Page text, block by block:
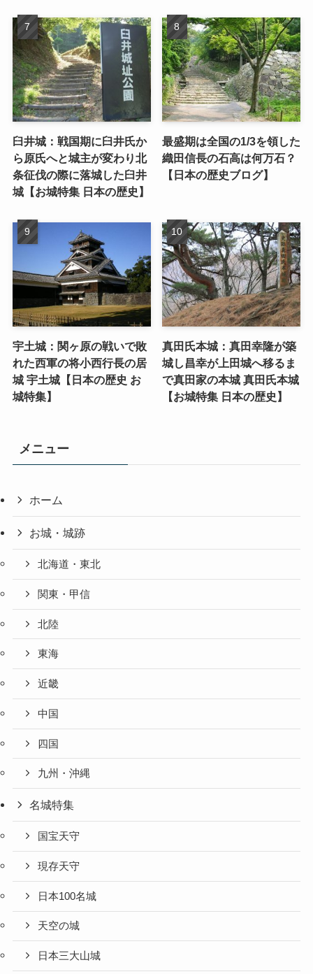
臼井城：戦国期に臼井氏か
ら原氏へと城主が変わり北
条征伐の際に落城した臼井
城【お城特集 日本の歴史】
最盛期は全国の1/3を領した
織田信長の石高は何万石？
【日本の歴史ブログ】
宇土城：関ヶ原の戦いで敗
れた西軍の将小西行長の居
城 宇土城【日本の歴史 お
城特集】
真田氏本城：真田幸隆が築
城し昌幸が上田城へ移るま
で真田家の本城 真田氏本城
【お城特集 日本の歴史】
メニュー
ホーム
お城・城跡
北海道・東北
関東・甲信
北陸
東海
近畿
中国
四国
九州・沖縄
名城特集
国宝天守
現存天守
日本100名城
天空の城
日本三大山城